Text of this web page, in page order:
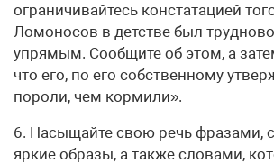
ограничивайтесь констатацией
Ломоносов в детстве был
упрямым. Сообщите об этом, а
что его, по его собственному
пороли, чем кормили».
6. Насыщайте свою речь фразами,
яркие образы, а также словами,